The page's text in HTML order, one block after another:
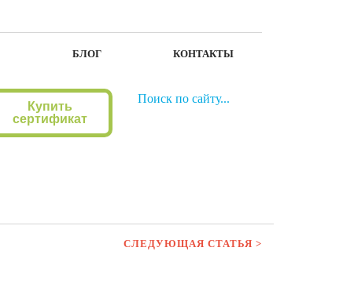
БЛОГ КОНТАКТЫ
Купить
сертификат
СЛЕДУЮЩАЯ СТАТЬЯ >